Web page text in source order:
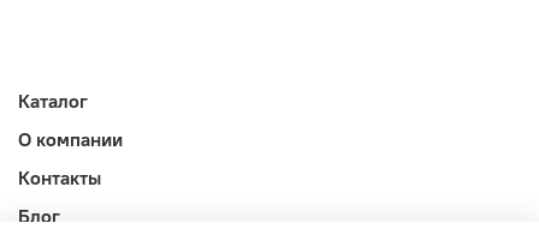
Каталог
О компании
Контакты
Блог